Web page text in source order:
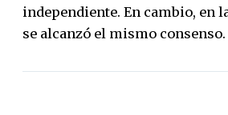
independiente. En cambio, en
se alcanzó el mismo consenso.